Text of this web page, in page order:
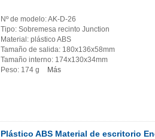
Nº de modelo: AK-D-26
Tipo: Sobremesa recinto Junction
Material: plástico ABS
Tamaño de salida: 180x136x58mm
Tamaño interno: 174x130x34mm
Peso: 174 g
Más
Plástico ABS Material de escritorio